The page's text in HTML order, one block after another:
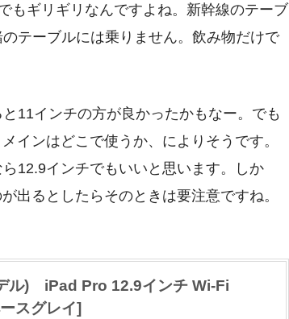
もギリギリなんですよね。新幹線のテーブ
テーブルには乗りません。飲み物だけで
11インチの方が良かったかもなー。でも
インはどこで使うか、によりそうです。
12.9インチでもいいと思います。しか
出るとしたらそのときは要注意ですね。
ル) iPad Pro 12.9インチ Wi-Fi
スグレイ]